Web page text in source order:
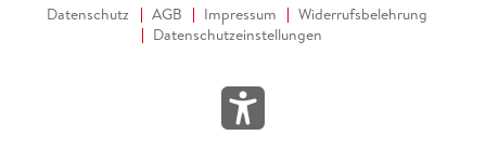
Datenschutz AGB Impressum
Widerrufsbelehrung
Datenschutzeinstellungen